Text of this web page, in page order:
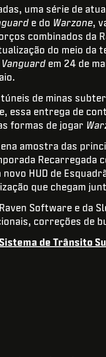
uma série de
e do Warzone,
combinados da
do meio da
Vanguardem 24 de
de minas
essa entrega de
formas de jogar
amostra das
Recarregada
HUD de
que chegam
Software e da
correções de
de Trânsito